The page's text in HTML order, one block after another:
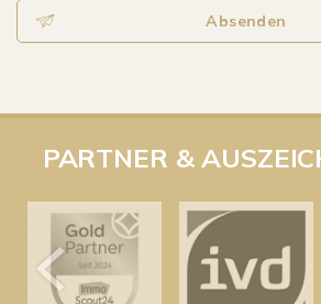
Absenden
PARTNER &